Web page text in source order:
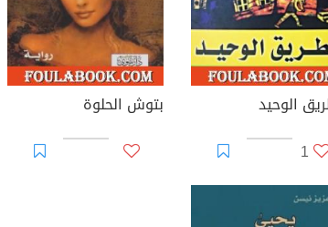
الوحيد
1
بتوش الحلوة